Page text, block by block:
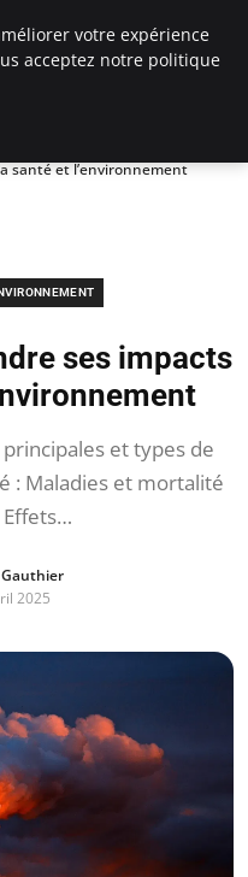
santé et l’environnement
ses impacts
principales et types de
: Maladies et mortalité
Gauthier
2025
votre expérience
acceptez notre politique